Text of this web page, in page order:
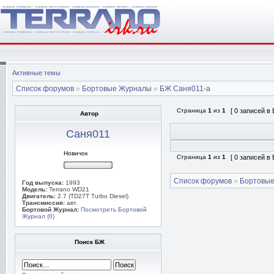
Активные темы
Список форумов » Бортовые Журналы » БЖ Саня011-а
Автор
Саня011
Новичок
Год выпуска: 1993
Модель: Terrano WD21
Двигатель: 2.7 (TD27T Turbo Diesel)
Трансмиссия: авт.
Бортовой Журнал: Посмотреть Бортовой
Журнал (0)
Поиск БЖ
Страница 1 из 1 [ 0 записей
Страница 1 из 1 [ 0 записей
Список форумов »